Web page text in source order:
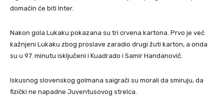
domaćin će biti Inter.
Nakon gola Lukaku pokazana su tri crvena kartona. Prvo je već
kažnjeni Lukaku zbog proslave zaradio drugi žuti karton, a onda
su u 97. minutu isključeni i Kuadrado i Samir Handanovič.
Iskusnog slovenskog golmana saigrači su morali da smiruju, da
fizički ne napadne Juventusovog strelca.